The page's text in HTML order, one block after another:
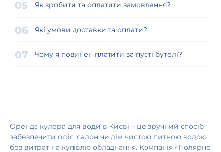
Як зробити та оплатити замовлення?
Які умови доставки та оплати?
Чому я повинен платити за пусті бутелі?
Оренда кулера для води в Києві – це зручний спосіб
забезпечити офіс, салон чи дім чистою питною водою
без витрат на купівлю обладнання. Компанія «Полярне